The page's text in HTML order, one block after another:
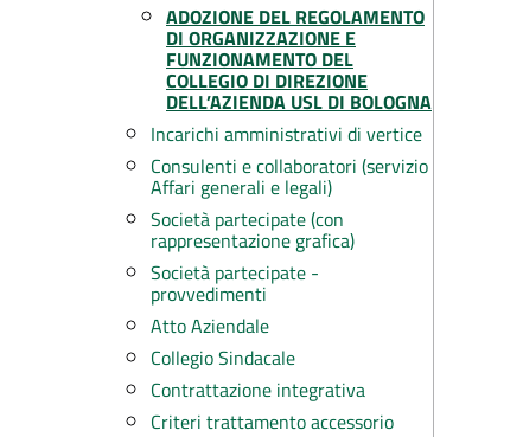
ADOZIONE DEL REGOLAMENTO
DI ORGANIZZAZIONE E
FUNZIONAMENTO DEL
COLLEGIO DI DIREZIONE
DELL’AZIENDA USL DI BOLOGNA
Incarichi amministrativi di vertice
Consulenti e collaboratori (servizio
Affari generali e legali)
Società partecipate (con
rappresentazione grafica)
Società partecipate -
provvedimenti
Atto Aziendale
Collegio Sindacale
Contrattazione integrativa
Criteri trattamento accessorio